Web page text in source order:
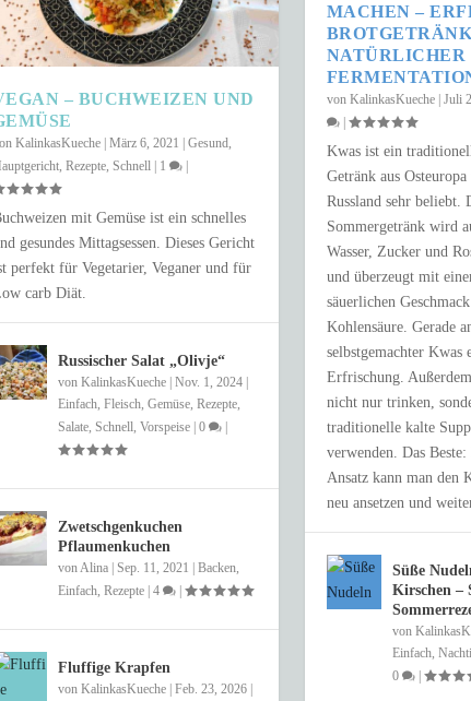
IN NUR 15 MINUTEN
– BUCHWEIZEN UND
KalinkasKueche| März 6, 2021 Gesund,
, Rezepte, Schnell| 1 |
mit Gemüse ist ein schnelles
gesundes Mittagsessen. Dieses Gericht
perfekt für Vegetarier, Veganer und für
carb Diät.
Russischer Salat „Olivje“
von KalinkasKueche| Nov. 1, 2024|
Einfach, Fleisch, Gemüse, Rezepte,
Salate, Schnell, Vorspeise| 0 |
Zwetschgenkuchen
Pflaumenkuchen
vonAlina| Sep. 11, 2021 Backen,
Einfach, Rezepte| 4 |
Fluffige Krapfen
von KalinkasKueche| Feb. 23, 2026|
MACHEN –
NATÜRLICHER
von KalinkasKueche| Juli
|
Kwas ist ein
Getränk aus
Russland sehr beliebt.
Sommergetränk wird
Wasser, Zucker und
und überzeugt mit
säuerlichen
Kohlensäure. Gerade
selbstgemachter Kwas
Erfrischung.
nicht nur trinken,
traditionelle kalte
verwenden. Das
Ansatz kann man den
neu ansetzen und
Süße
Kirschen –
von
Einfach
0
|